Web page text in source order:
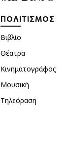
ΠΟΛΙΤΙΣΜΟΣ
Βιβλίο
Θέατρα
Κινηματογράφος
Μουσική
Τηλεόραση